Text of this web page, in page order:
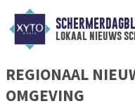
lokaal nieuws
REGIONAAL
OMGEVING